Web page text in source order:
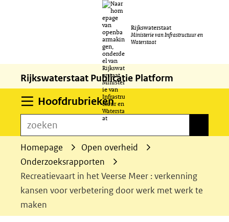
naar
de
inhoud
Rijkswaterstaat
Ministerie van Infrastructuur en
Waterstaat
Rijkswaterstaat Publicatie Platform
HoofdrubriekenUitklappen
zoeken
Homepage
Open overheid
Onderzoeksrapporten
Recreatievaart in het Veerse Meer : verkenning
kansen voor verbetering door werk met werk te
maken